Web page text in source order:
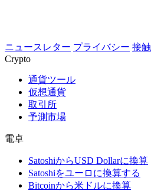
ニュースレター プライバシー 接触
Crypto
通貨ツール
仮想通貨
取引所
予測市場
電卓
SatoshiからUSD Dollarに換算
Satoshiをユーロに換算する
Bitcoinから米ドルに換算